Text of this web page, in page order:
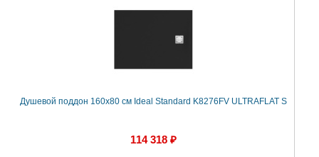
Душевой поддон 160х80 см Ideal Standard K8276FV ULTRAFLAT S
114 318 ₽